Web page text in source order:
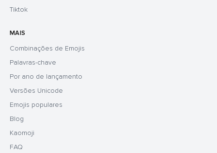
Tiktok
MAIS
Combinações de Emojis
Palavras-chave
Por ano de lançamento
Versões Unicode
Emojis populares
Blog
Kaomoji
FAQ